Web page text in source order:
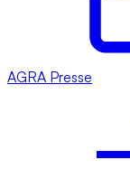
AGRA Presse